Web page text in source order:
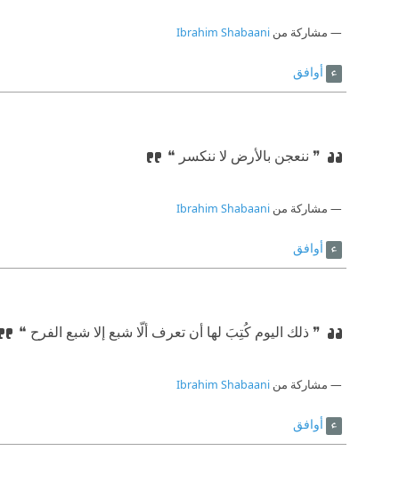
مشاركة منIbrahim Shabaani
أوافق
❞ ننعجن بالأرض لا ننكسر ❝
مشاركة منIbrahim Shabaani
أوافق
❞ ذلك اليوم كُتِبَ لها أن تعرف ألّا شبع إلا شبع الفرح ❝
مشاركة منIbrahim Shabaani
أوافق